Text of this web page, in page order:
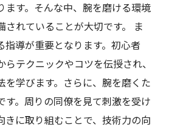
ます。そんな中、腕を磨ける環境
れていることが大切です。 ま
導が重要となります。初心者
テクニックやコツを伝授され、
を学びます。さらに、腕を磨くた
す。周りの同僚を見て刺激を受け
きに取り組むことで、技術力の向